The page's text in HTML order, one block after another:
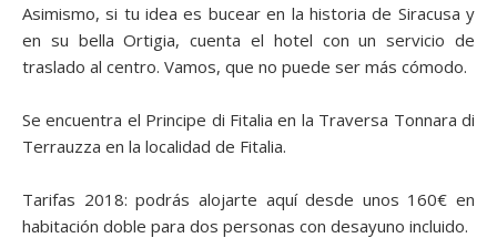
Asimismo, si tu idea es bucear en la historia de Siracusa y
en su bella Ortigia, cuenta el hotel con un servicio de
traslado al centro. Vamos, que no puede ser más cómodo.
Se encuentra el Principe di Fitalia en la Traversa Tonnara di
Terrauzza en la localidad de Fitalia.
Tarifas 2018: podrás alojarte aquí desde unos 160€ en
habitación doble para dos personas con desayuno incluido.